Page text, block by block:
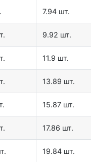
7.94 шт.
9.92 шт.
11.9 шт.
13.89 шт.
15.87 шт.
17.86 шт.
19.84 шт.